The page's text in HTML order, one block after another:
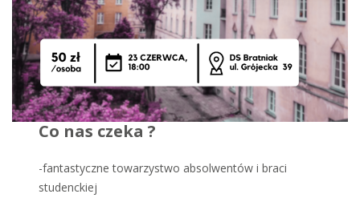
Co nas czeka ?
-fantastyczne towarzystwo absolwentów i braci
studenckiej